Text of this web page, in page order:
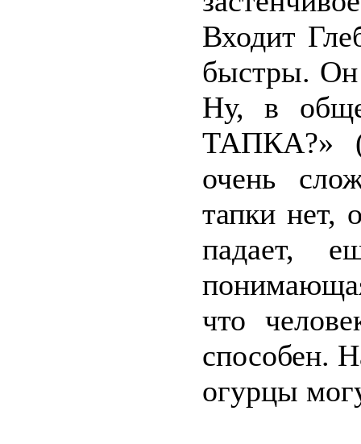
Входит
быстры. Он
Ну, в
ТАПКА?»
очень
тапки нет,
падает,
что
способен.
огурцы